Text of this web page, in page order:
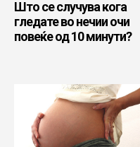
Што се случува кога
гледате во нечии очи
повеќе од 10 минути?